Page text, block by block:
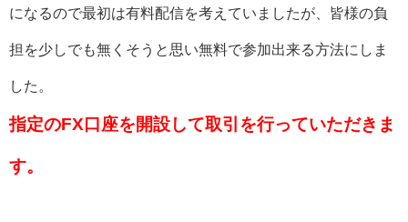
になるので最初は有料配信を考えていましたが、皆様の負
担を少しでも無くそうと思い無料で参加出来る方法にしま
した。
指定のFX口座を開設して取引を行っていただきま
す。